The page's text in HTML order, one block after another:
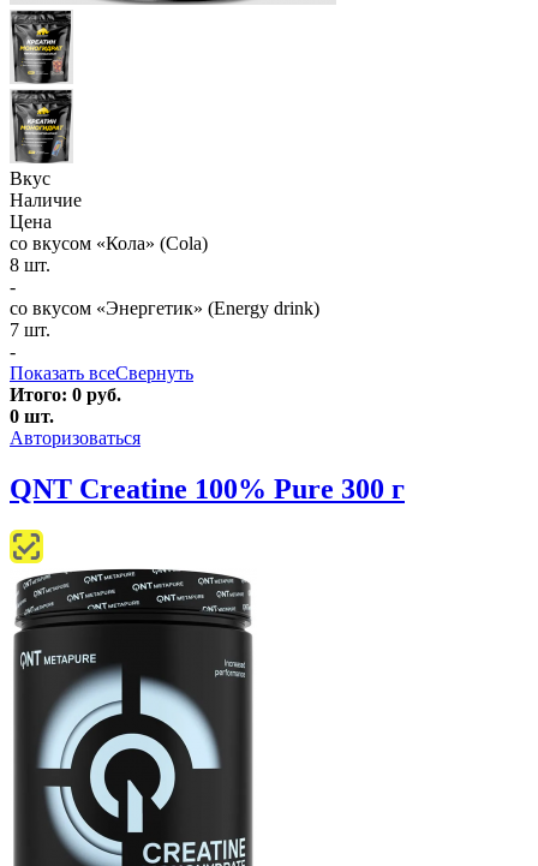
Вкус
Наличие
Цена
со вкусом «Кола» (Cola)
8 шт.
-
со вкусом «Энергетик» (Energy drink)
7 шт.
-
Показать всеСвернуть
Итого: 0 руб.
0 шт.
Авторизоваться
QNT Creatine 100% Pure 300 г